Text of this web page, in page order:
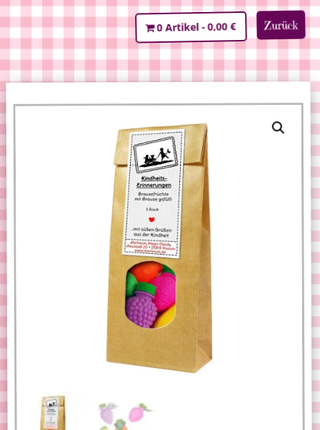
Zurück
0 Artikel 0,00 €